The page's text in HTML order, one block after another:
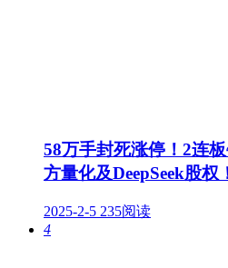
58万手封死涨停！2连
方量化及DeepSeek股权
2025-2-5 235阅读
4